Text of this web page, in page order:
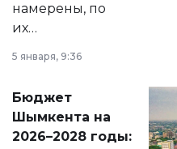
намерены, по
их
принести
народу
Венесуэлы.
5 января, 9:36
Бюджет
Шымкента на
2026–2028 годы: